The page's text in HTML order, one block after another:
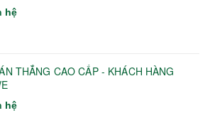
hệ
THẲNG CAO CẤP - KHÁCH HÀNG
hệ